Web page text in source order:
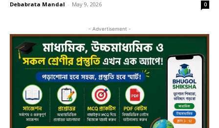
Debabrata Mandal - May 9, 2026 0
- Advertisement -